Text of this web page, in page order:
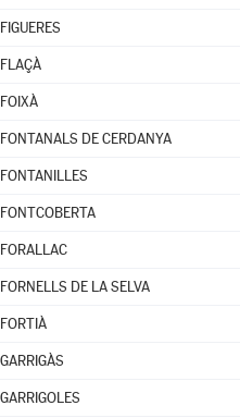
FIGUERES
FLAÇÀ
FOIXÀ
FONTANALS DE CERDANYA
FONTANILLES
FONTCOBERTA
FORALLAC
FORNELLS DE LA SELVA
FORTIÀ
GARRIGÀS
GARRIGOLES